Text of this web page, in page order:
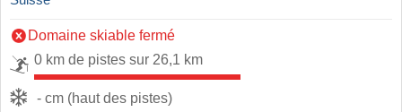
Domaine skiable fermé
0 km de pistes sur 26,1 km
- cm (haut des pistes)